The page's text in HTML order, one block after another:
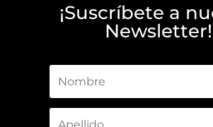
¡Suscríbete a
Newsletter!